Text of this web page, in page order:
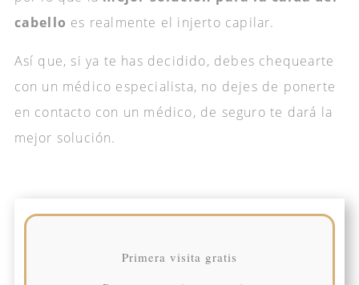
cabello es realmente el injerto capilar.
Así que, si ya te has decidido, debes chequearte
con un médico especialista, no dejes de ponerte
en contacto con un médico, de seguro te dará la
mejor solución.
Primera visita gratis